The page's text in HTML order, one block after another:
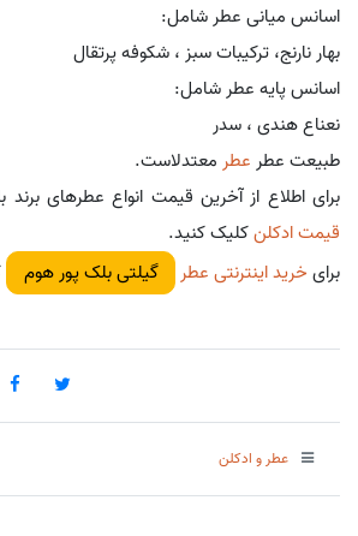
اسانس میانی عطر شامل:
بهار نارنج، ترکیبات سبز ، شکوفه پرتقال
اسانس پایه عطر شامل:
نعناع هندی ، سدر
طبیعت عطر عطر معتدلاست.
برای اطلاع از آخرین قیمت انواع عطرهای برند
قیمت ادکلنکلیک کنید.
برایخرید اینترنتی عطر گیلتی بلک پور هوم
عطر و ادکلن